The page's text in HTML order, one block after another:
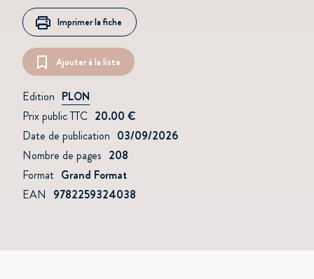
Imprimer la fiche
Ajouter à la liste
Edition PLON
Prix public TTC 20.00 €
Date de publication 03/09/2026
Nombre de pages 208
Format Grand Format
EAN 9782259324038